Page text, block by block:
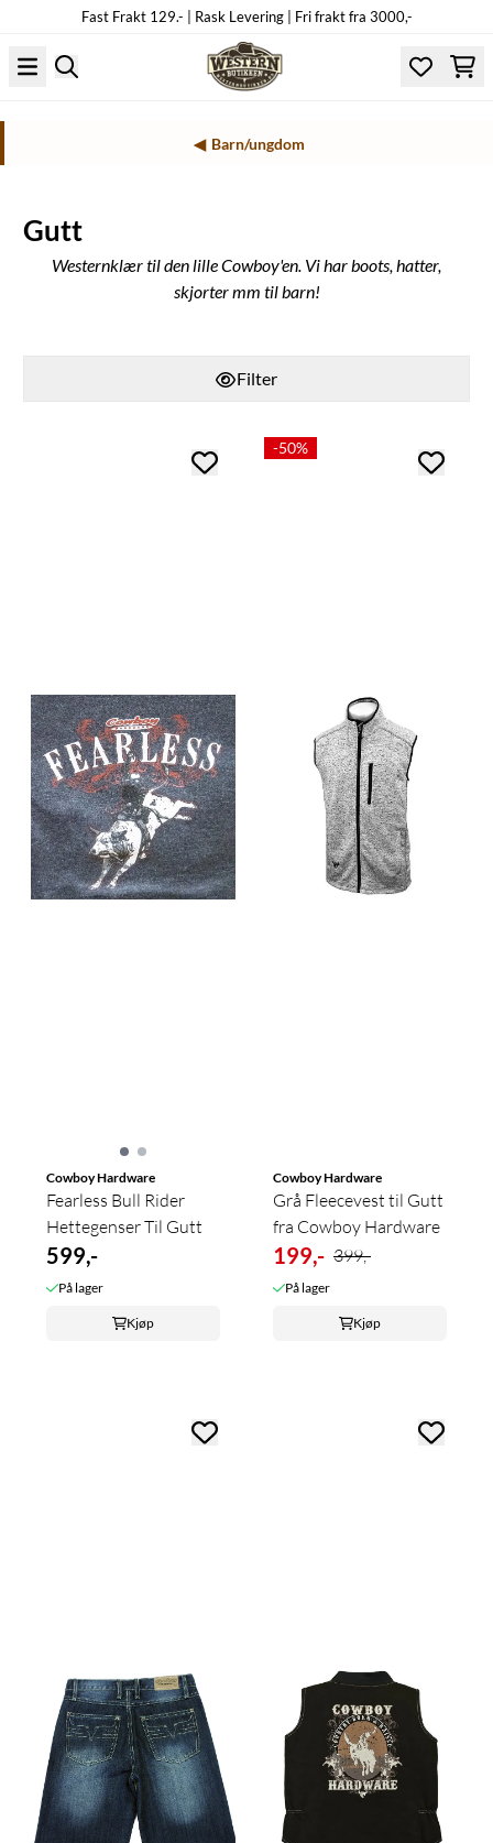
Hopp til innholdFast Frakt 129.- | Rask Levering | Fri frakt fra 3000,-
Barn/ungdom
Gutt
Westernklær til den lille Cowboy'en. Vi har boots, hatter,
skjorter mm til barn!
Filter
Cowboy Hardware
Fearless Bull Rider
Hettegenser Til Gutt
599,-
På lager
Kjøp
-50%
Cowboy Hardware
Grå Fleecevest til Gutt
fra Cowboy Hardware
199,- 399,-
På lager
Kjøp